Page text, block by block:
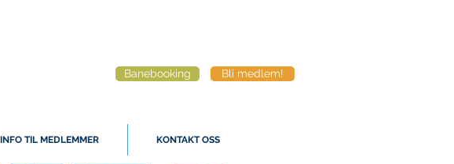
Banebooking Bli medlem!
INFO TIL MEDLEMMER KONTAKT OSS